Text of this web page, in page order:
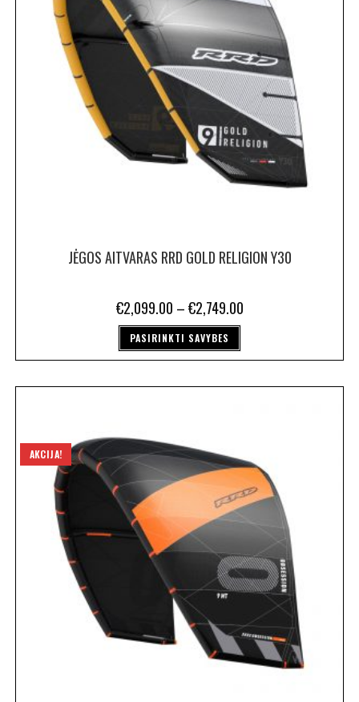
JĖGOS AITVARAS RRD GOLD RELIGION Y30
€2,099.00 –€2,749.00
PASIRINKTI SAVYBES
AKCIJA!